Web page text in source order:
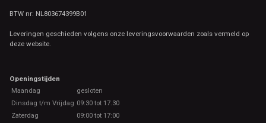
BTW nr: NL803674399B01
Leveringen geschieden volgens onze leveringsvoorwaarden zoals vermeld op
deze website.
Openingstijden
Maandag
gesloten
Dinsdag t/m Vrijdag 09:30 tot 17.30
Zaterdag
09:00 tot 17:00